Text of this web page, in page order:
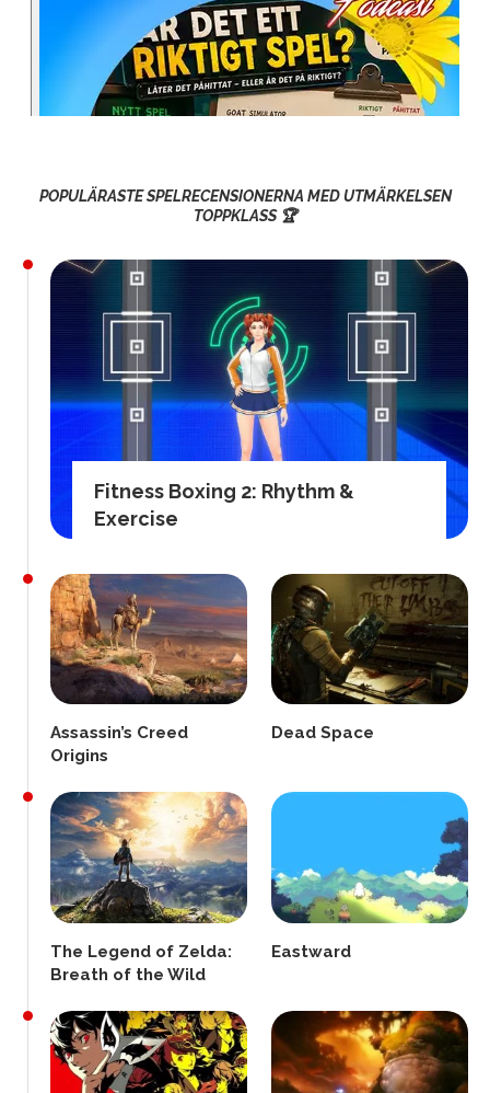
POPULÄRASTE SPELRECENSIONERNA MED UTMÄRKELSEN
TOPPKLASS 🏆
Fitness Boxing 2: Rhythm &
Exercise
Assassin’s Creed
Origins
Dead Space
The Legend of Zelda:
Breath of the Wild
Eastward